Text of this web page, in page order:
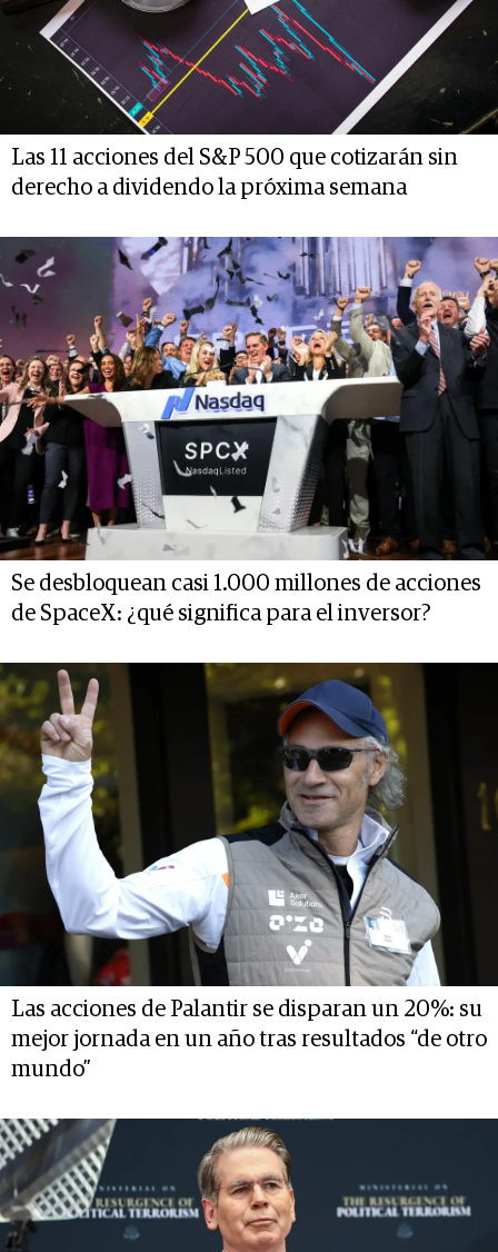
Las 11 acciones del S&P 500 que cotizarán sin
derecho a dividendo la próxima semana
Se desbloquean casi 1.000 millones de acciones
de SpaceX: ¿qué significa para el inversor?
Las acciones de Palantir se disparan un 20%: su
mejor jornada en un año tras resultados “de otro
mundo”